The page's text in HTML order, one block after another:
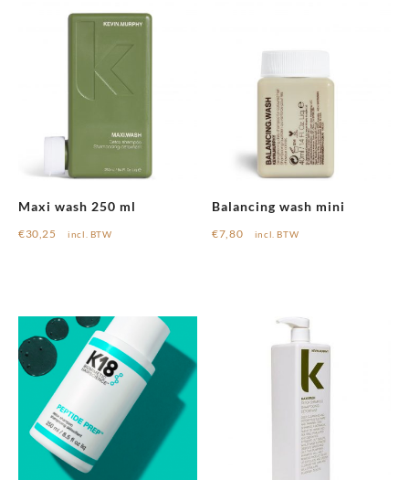
Maxi wash 250 ml
€30,25 incl. BTW
Balancing wash mini
€7,80 incl. BTW